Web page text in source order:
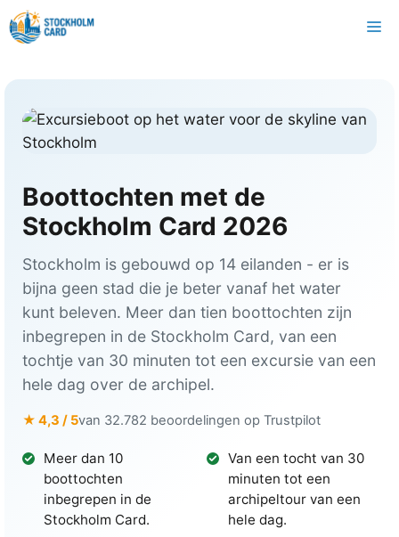
Overslaan
naar
Boottochten met de
Stockholm Card 2026
Stockholm is gebouwd op 14 eilanden - er is
bijna geen stad die je beter vanaf het water
kunt beleven. Meer dan tien boottochten zijn
inbegrepen in de Stockholm Card, van een
tochtje van 30 minuten tot een excursie van een
hele dag over de archipel.
★ 4,3 / 5van 32.782 beoordelingen op Trustpilot
Meer dan 10
boottochten
inbegrepen in de
Stockholm Card.
Van een tocht van 30
minuten tot een
archipeltour van een
hele dag.